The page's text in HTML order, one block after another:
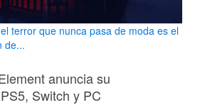
terror que nunca pasa de moda es el
de...
anuncia su
Switch y PC